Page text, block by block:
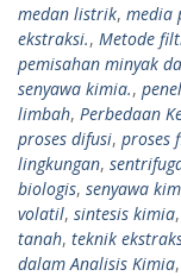
medan listrik, media
ekstraksi., Metode
pemisahan minyak
senyawa kimia.,
limbah, Perbedaan
proses difusi, proses
lingkungan,
biologis, senyawa
volatil, sintesis kimia,
tanah, teknik
dalam Analisis Kimia,